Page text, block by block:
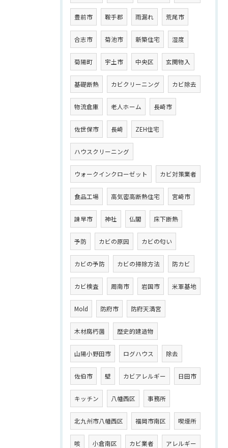
豊前市 鞍手郡 雨漏れ 荒尾市
合志市 菊池市 新築住宅 湿度
菊陽町 宇土市 中央区 玄関物入
基礎断熱 カビクリーニング カビ除去
物流倉庫 老人ホーム 長崎市
佐世保市 長崎 ZEH住宅
ハウスクリーニング
ウォークインクローゼット カビ対策業者
食品工場 高気密高断熱住宅 宮崎市
諫早市 神社 仏閣 床下断熱
予防 カビの原因 カビの匂い
カビの予防 カビの掃除方法 防カビ
カビ検査 周南市 岩国市 米軍基地
Mold 防府市 防府天満宮
木材腐朽菌 歴史的建造物
山陽小野田市 ログハウス 除去
佐伯市 壁 カビアレルギー 日田市
キッチン 八幡西区 事務所
北九州市八幡西区 福岡市南区 喫煙所
咳 小倉南区 カビ業者 アレルギー